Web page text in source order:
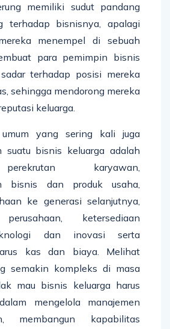
memiliki sudut pandang
terhadap bisnisnya, apalagi
menempel di sebuah
para pemimpin bisnis
terhadap posisi mereka
sehingga mendorong mereka
keluarga.
umum yang sering kali juga
suatu bisnis keluarga adalah
karyawan,
bisnis dan produk usaha,
ke generasi selanjutnya,
ketersediaan
dan inovasi serta
kas dan biaya. Melihat
semakin kompleks di masa
mau bisnis keluarga harus
mengelola manajemen
membangun kapabilitas